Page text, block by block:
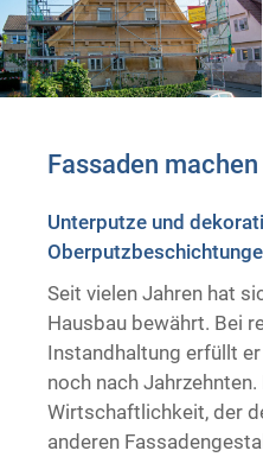
Fassaden
Unterputze und
Seit vielen Jahren hat
Hausbau bewährt. Bei
Instandhaltung erfüllt
noch nach
Wirtschaftlichkeit, der
anderen